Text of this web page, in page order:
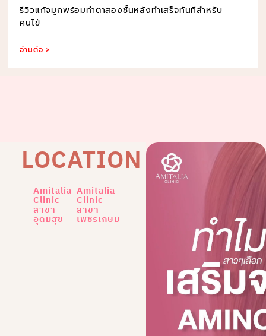
รีวิวแก้จมูกพร้อมทำตาสองชั้นหลังทำเสร็จทันทีสำหรับ
คนไข้
อ่านต่อ >
LOCATION
Amitalia
Clinic
สาขา
อุดมสุข
Amitalia
Clinic
สาขา
เพชรเกษม